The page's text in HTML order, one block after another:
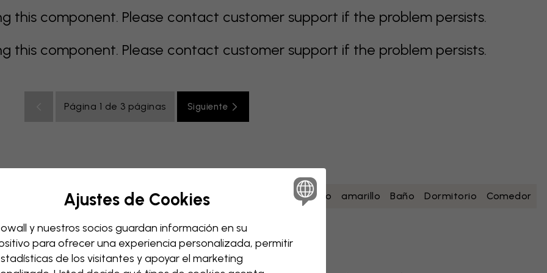
this component. Please contact customer support if the problem persists.
this component. Please contact customer support if the problem persists.
Página 1 de 3 páginas Siguiente
coloridos naranja rosa púrpura blanco amarillo Baño Dormitorio Comedor
Ajustes de Cookies
y nuestros socios guardan información en su
para ofrecer una experiencia personalizada, permitir
de los visitantes y apoyar el marketing